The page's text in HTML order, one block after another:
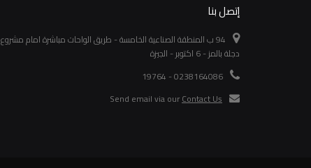
إتصل بنا
94 ب المنطقة الصناعية الخامسة - طريق الواحات مباشرة امام مشروع
دجلة بالمز - 6 اكتوبر - الجيزة
0238164086 - 19764
Send email via ourContact Us